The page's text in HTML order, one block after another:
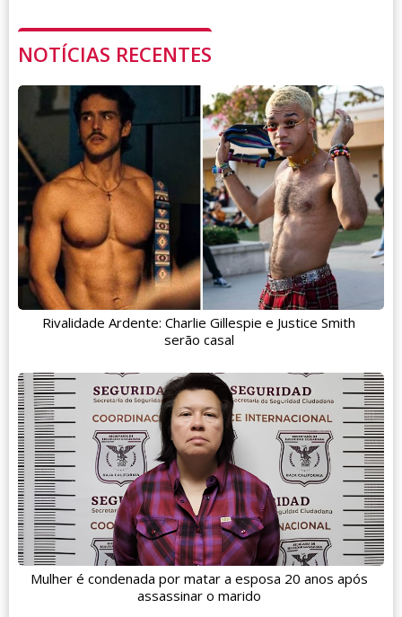
NOTÍCIAS RECENTES
Rivalidade Ardente: Charlie Gillespie e Justice Smith
serão casal
Mulher é condenada por matar a esposa 20 anos após
assassinar o marido